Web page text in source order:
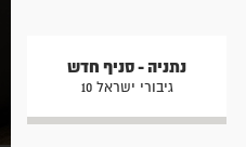
נתניה - סניף חדש
גיבורי ישראל 10